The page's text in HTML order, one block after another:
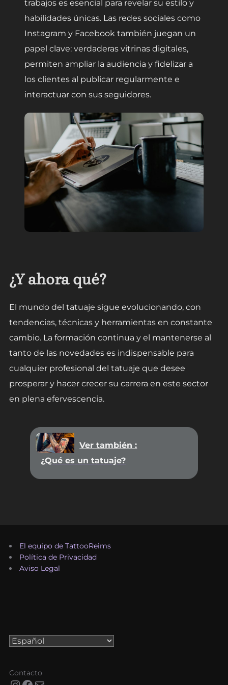
trabajos es esencial para revelar su estilo y
habilidades únicas. Las redes sociales como
Instagram y Facebook también juegan un
papel clave: verdaderas vitrinas digitales,
permiten ampliar la audiencia y fidelizar a
los clientes al publicar regularmente e
interactuar con sus seguidores.
¿Y ahora qué?
El mundo del tatuaje sigue evolucionando, con
tendencias, técnicas y herramientas en constante
cambio. La formación continua y el mantenerse al
tanto de las novedades es indispensable para
cualquier profesional del tatuaje que desee
prosperar y hacer crecer su carrera en este sector
en plena efervescencia.
Ver también :
¿Qué es un tatuaje?
El equipo de TattooReims
Política de Privacidad
Aviso Legal
Elegir
Contacto